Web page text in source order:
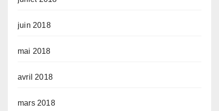
juin 2018
mai 2018
avril 2018
mars 2018